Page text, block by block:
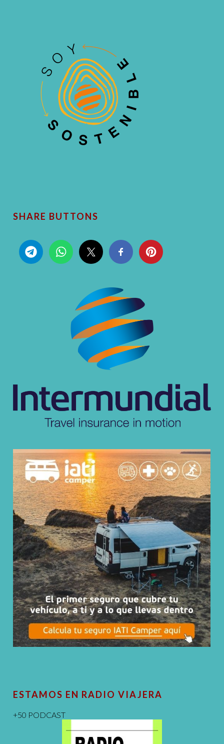
SHARE BUTTONS
ESTAMOS EN RADIO VIAJERA
+50 PODCAST